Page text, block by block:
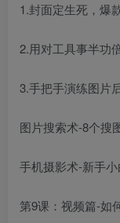
1.封面定生死，爆
2.用对工具事半功
3.手把手演练图片
图片搜索术-8个搜
手机摄影术-新手
第9课：视频篇-如